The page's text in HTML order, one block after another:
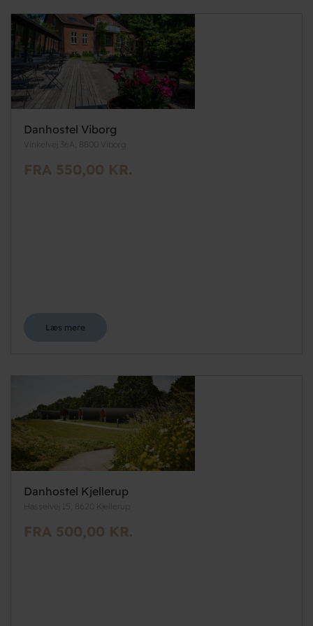
Danhostel Viborg
Vinkelvej 36A, 8800 Viborg
FRA 550,00 KR.
Læs mere
Danhostel Kjellerup
Hasselvej 15, 8620 Kjellerup
FRA 500,00 KR.